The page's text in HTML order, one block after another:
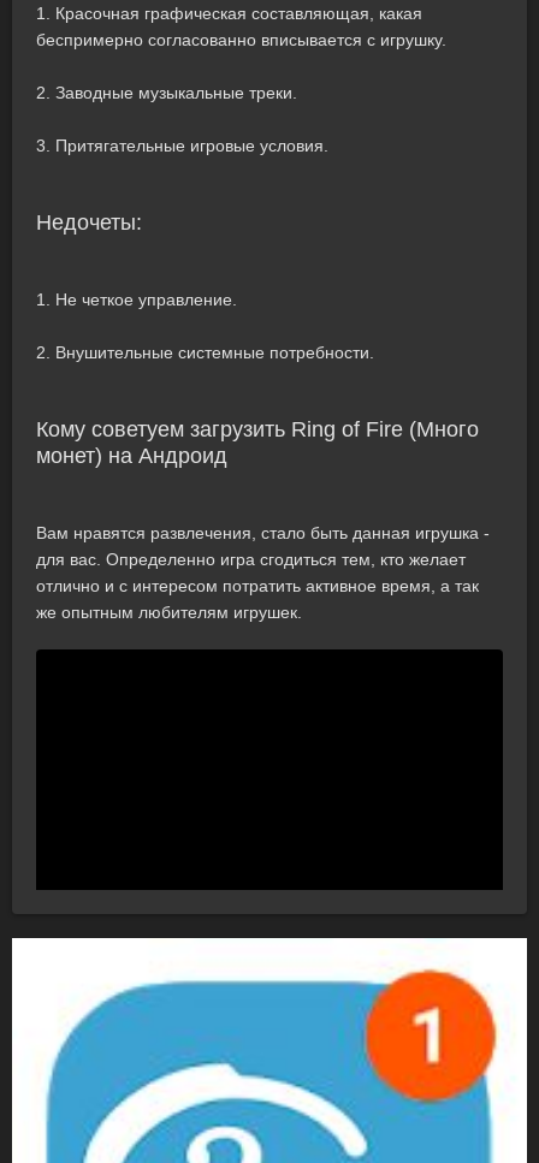
1. Красочная графическая составляющая, какая
беспримерно согласованно вписывается с игрушку.
2. Заводные музыкальные треки.
3. Притягательные игровые условия.
Недочеты:
1. Не четкое управление.
2. Внушительные системные потребности.
Кому советуем загрузить Ring of Fire (Много
монет) на Андроид
Вам нравятся развлечения, стало быть данная игрушка -
для вас. Определенно игра сгодиться тем, кто желает
отлично и с интересом потратить активное время, а так
же опытным любителям игрушек.